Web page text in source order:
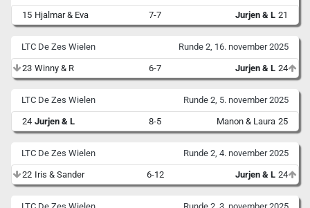
15 Hjalmar & Eva 7-7 Jurjen & L 21
LTC De Zes Wielen Runde 2, 16. november 2025
23 Winny & R 6-7 Jurjen & L 24
LTC De Zes Wielen Runde 2, 5. november 2025
24 Jurjen & L 8-5 Manon & Laura 25
LTC De Zes Wielen Runde 2, 4. november 2025
22 Iris & Sander 6-12 Jurjen & L 24